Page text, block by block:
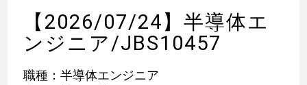
【2026/07/24】半導体エ
ンジニア/JBS10457
職種：半導体エンジニア